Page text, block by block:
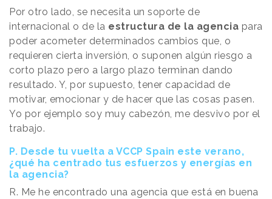
Por otro lado, se necesita un soporte de
internacional o de la estructura de la agencia para
poder acometer determinados cambios que, o
requieren cierta inversión, o suponen algún riesgo a
corto plazo pero a largo plazo terminan dando
resultado. Y, por supuesto, tener capacidad de
motivar, emocionar y de hacer que las cosas pasen.
Yo por ejemplo soy muy cabezón, me desvivo por el
trabajo.
P. Desde tu vuelta a VCCP Spain este verano,
¿qué ha centrado tus esfuerzos y energías en
la agencia?
R. Me he encontrado una agencia que está en buena